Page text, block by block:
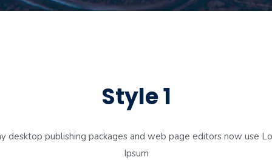
Style 1
desktop publishing packages and web page editors now use
Ipsum